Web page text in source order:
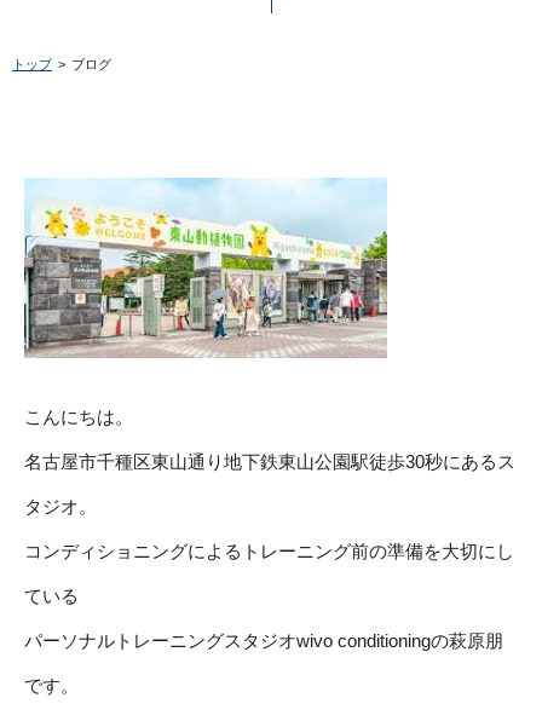
トップ > ブログ
こんにちは。
名古屋市千種区東山通り地下鉄東山公園駅徒歩30秒にあるス
タジオ。
コンディショニングによるトレーニング前の準備を大切にし
ている
パーソナルトレーニングスタジオwivo conditioningの萩原朋
です。